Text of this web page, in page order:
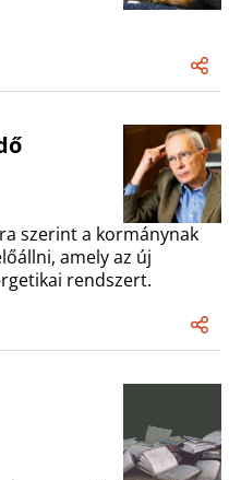
szerint a kormánynak
amely az új
rendszert.